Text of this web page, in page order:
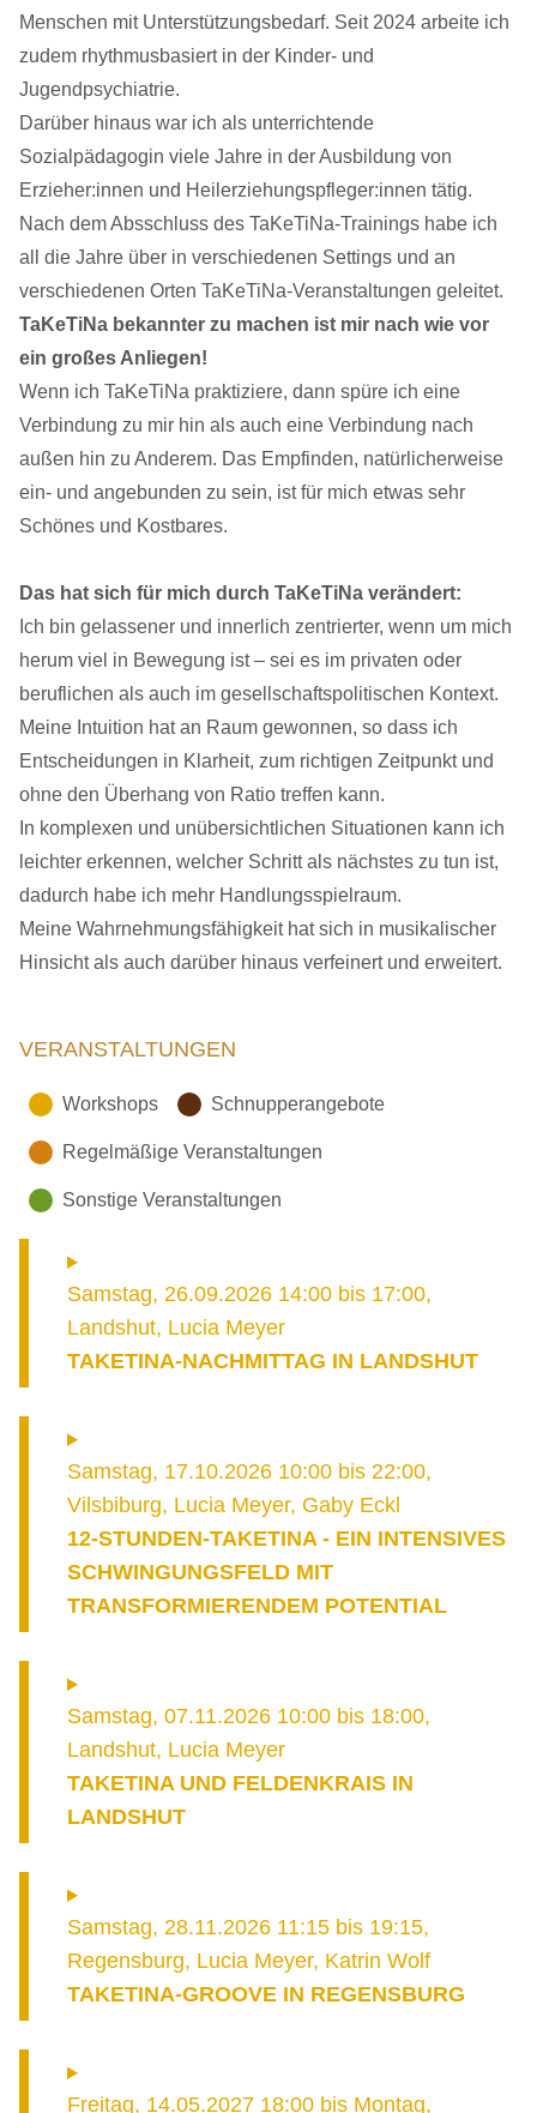
Menschen mit Unterstützungsbedarf. Seit 2024 arbeite ich
zudem rhythmusbasiert in der Kinder- und
Jugendpsychiatrie.
Darüber hinaus war ich als unterrichtende
Sozialpädagogin viele Jahre in der Ausbildung von
Erzieher:innen und Heilerziehungspfleger:innen tätig.
Nach dem Absschluss des TaKeTiNa-Trainings habe ich
all die Jahre über in verschiedenen Settings und an
verschiedenen Orten TaKeTiNa-Veranstaltungen geleitet.
TaKeTiNa bekannter zu machen ist mir nach wie vor
ein großes Anliegen!
Wenn ich TaKeTiNa praktiziere, dann spüre ich eine
Verbindung zu mir hin als auch eine Verbindung nach
außen hin zu Anderem. Das Empfinden, natürlicherweise
ein- und angebunden zu sein, ist für mich etwas sehr
Schönes und Kostbares.
Das hat sich für mich durch TaKeTiNa verändert:
Ich bin gelassener und innerlich zentrierter, wenn um mich
herum viel in Bewegung ist – sei es im privaten oder
beruflichen als auch im gesellschaftspolitischen Kontext.
Meine Intuition hat an Raum gewonnen, so dass ich
Entscheidungen in Klarheit, zum richtigen Zeitpunkt und
ohne den Überhang von Ratio treffen kann.
In komplexen und unübersichtlichen Situationen kann ich
leichter erkennen, welcher Schritt als nächstes zu tun ist,
dadurch habe ich mehr Handlungsspielraum.
Meine Wahrnehmungsfähigkeit hat sich in musikalischer
Hinsicht als auch darüber hinaus verfeinert und erweitert.
VERANSTALTUNGEN
Workshops Schnupperangebote
Regelmäßige Veranstaltungen
Sonstige Veranstaltungen
Samstag, 26.09.2026 14:00 bis 17:00,
Landshut, Lucia Meyer
TAKETINA-NACHMITTAG IN LANDSHUT
Samstag, 17.10.2026 10:00 bis 22:00,
Vilsbiburg, Lucia Meyer, Gaby Eckl
12-STUNDEN-TAKETINA - EIN INTENSIVES
SCHWINGUNGSFELD MIT
TRANSFORMIERENDEM POTENTIAL
Samstag, 07.11.2026 10:00 bis 18:00,
Landshut, Lucia Meyer
TAKETINA UND FELDENKRAIS IN
LANDSHUT
Samstag, 28.11.2026 11:15 bis 19:15,
Regensburg, Lucia Meyer, Katrin Wolf
TAKETINA-GROOVE IN REGENSBURG
Freitag, 14.05.2027 18:00 bis Montag,